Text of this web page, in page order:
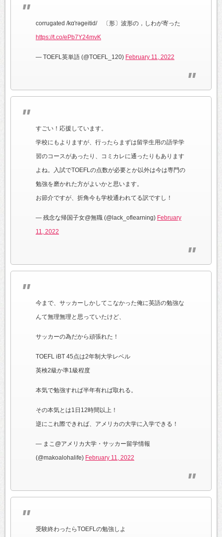
corrugated /kɑ'rəgeitid/ 〔形〕波形の，しわが寄った
https://t.co/ePb7Y24mvK
— TOEFL英単語 (@TOEFL_120) February 11, 2022
すごい！応援しています。
学校にもよりますが、行ったらまずは留学生用の語学学
習のコースがあったり、コミカレに通ったりもあります
よね。入試でTOEFLの点数が必要とか以外は今は専門の
勉強を磨かれた方がよいかと思います。
お節介ですが、折角今も学校通われてる訳ですし！
— 残念な帰国子女@無職 (@lack_oflearning) February
11, 2022
今まで、サッカーしかしてこなかった俺に英語の勉強な
んて無理無理と思っていたけど、
サッカーの為だから頑張れた！
TOEFL iBT 45点は2年制大学レベル
英検2級か準1級程度
本気で勉強すれば半年有れば取れる。
その本気とは1日12時間以上！
逆にこれ際できれば、アメリカの大学に入学できる！
— まこ@アメリカ大学・サッカー留学情報
(@makoalohalife) February 11, 2022
受験終わったらTOEFLの勉強しよ